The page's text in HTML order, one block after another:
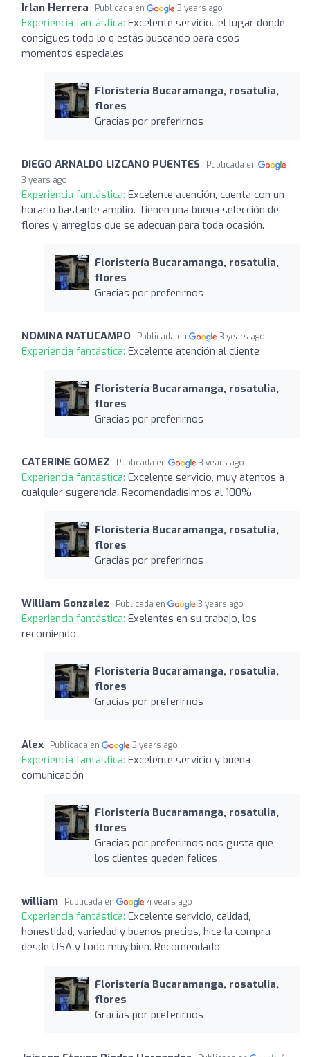
Irlan Herrera Publicada en 3 years ago
Experiencia fantástica: Excelente servicio...el lugar donde
consigues todo lo q estás buscando para esos
momentos especiales
Floristería Bucaramanga, rosatulia,
flores
Gracias por preferirnos
DIEGO ARNALDO LIZCANO PUENTES
Publicada en
3 years ago
Experiencia fantástica: Excelente atención, cuenta con un
horario bastante amplio. Tienen una buena selección de
flores y arreglos que se adecuan para toda ocasión.
Floristería Bucaramanga, rosatulia,
flores
Gracias por preferirnos
NOMINA NATUCAMPO Publicada en 3 years ago
Experiencia fantástica: Excelente atención al cliente
Floristería Bucaramanga, rosatulia,
flores
Gracias por preferirnos
CATERINE GOMEZ Publicada en 3 years ago
Experiencia fantástica: Excelente servicio, muy atentos a
cualquier sugerencia. Recomendadísimos al 100%
Floristería Bucaramanga, rosatulia,
flores
Gracias por preferirnos
William Gonzalez Publicada en 3 years ago
Experiencia fantástica: Exelentes en su trabajo, los
recomiendo
Floristería Bucaramanga, rosatulia,
flores
Gracias por preferirnos
Alex Publicada en 3 years ago
Experiencia fantástica: Excelente servicio y buena
comunicación
Floristería Bucaramanga, rosatulia,
flores
Gracias por preferirnos nos gusta que
los clientes queden felices
william Publicada en 4 years ago
Experiencia fantástica: Excelente servicio, calidad,
honestidad, variedad y buenos precios, hice la compra
desde USA y todo muy bien. Recomendado
Floristería Bucaramanga, rosatulia,
flores
Gracias por preferirnos